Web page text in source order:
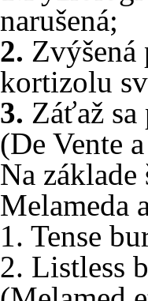
narušená;
2. Zvýšená
kortizolu
3. Záťaž
(De Vente
Na
Melameda
1. Tense
2. Listless